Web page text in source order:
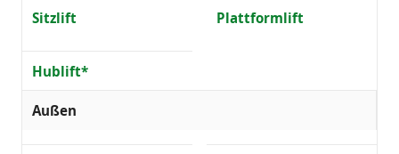
Sitzlift Plattformlift
Hublift*
Außen